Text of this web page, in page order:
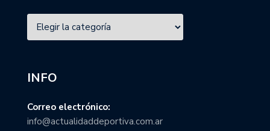
INFO
Correo electrónico:
info@actualidaddeportiva.com.ar